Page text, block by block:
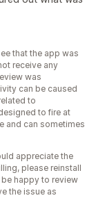
that the app was
receive any
was
can be caused
to
to fire at
and can sometimes
appreciate the
please reinstall
happy to review
the issue as